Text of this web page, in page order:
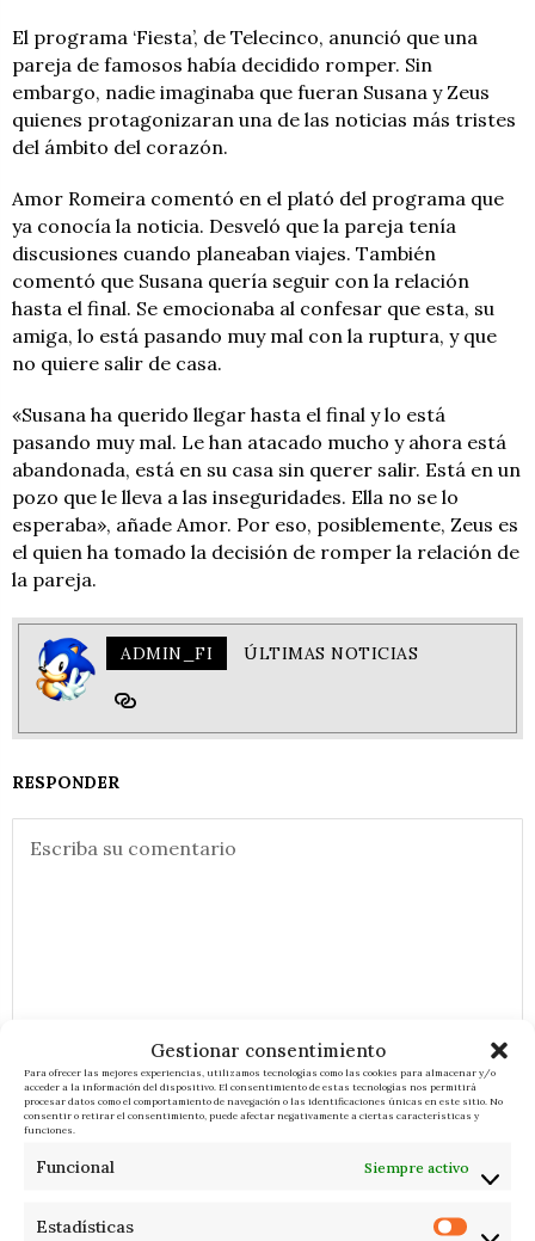
Gestionar consentimiento
Para ofrecer las mejores experiencias, utilizamos tecnologías como las cookies para almacenar y/o
acceder a la información del dispositivo. El consentimiento de estas tecnologías nos permitirá
procesar datos como el comportamiento de navegación o las identificaciones únicas en este sitio. No
consentir o retirar el consentimiento, puede afectar negativamente a ciertas características y
funciones.
Funcional Siempre activo
Estadísticas
El programa ‘Fiesta’, de Telecinco, anunció que una
pareja de famosos había decidido romper. Sin
embargo, nadie imaginaba que fueran Susana y Zeus
quienes protagonizaran una de las noticias más tristes
del ámbito del corazón.
Amor Romeira comentó en el plató del programa que
ya conocía la noticia. Desveló que la pareja tenía
discusiones cuando planeaban viajes. También
comentó que Susana quería seguir con la relación
hasta el final. Se emocionaba al confesar que esta, su
amiga, lo está pasando muy mal con la ruptura, y que
no quiere salir de casa.
«Susana ha querido llegar hasta el final y lo está
pasando muy mal. Le han atacado mucho y ahora está
abandonada, está en su casa sin querer salir. Está en un
pozo que le lleva a las inseguridades. Ella no se lo
esperaba», añade Amor. Por eso, posiblemente, Zeus es
el quien ha tomado la decisión de romper la relación de
la pareja.
ADMIN_FI ÚLTIMAS NOTICIAS
RESPONDER